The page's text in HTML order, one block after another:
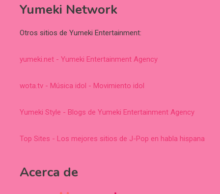
Yumeki Network
Otros sitios de Yumeki Entertainment:
yumeki.net - Yumeki Entertainment Agency
wota.tv - Música idol - Movimiento idol
Yumeki Style - Blogs de Yumeki Entertainment Agency
Top Sites - Los mejores sitios de J-Pop en habla hispana
Acerca de